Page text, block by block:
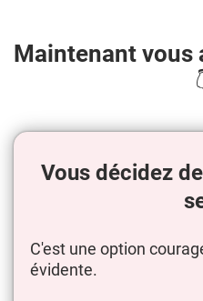
Maintenant vous
Vous décidez
C'est une option
évidente.